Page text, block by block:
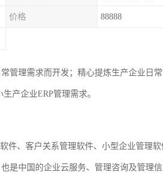
价格 88888
管理需求而开发；精心提炼生产企业日
产企业ERP管理需求。
件、客户关系管理软件、小型企业管理
中国的企业云服务、管理咨询及管理信